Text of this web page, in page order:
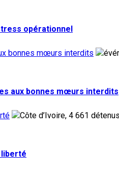
opérationnel
bonnes mœurs interdits
aux bonnes mœurs interdits
liberté